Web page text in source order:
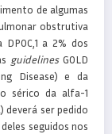
de algumas
obstrutiva
a 2% dos
guidelinesGOLD
Disease) e da
sérico da alfa-1
deverá ser pedido
seguidos nos